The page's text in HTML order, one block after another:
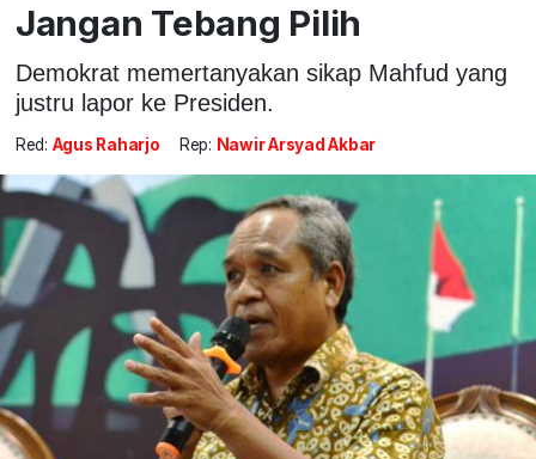
Jangan Tebang Pilih
Demokrat memertanyakan sikap Mahfud yang
justru lapor ke Presiden.
Red: Agus Raharjo Rep: Nawir Arsyad Akbar